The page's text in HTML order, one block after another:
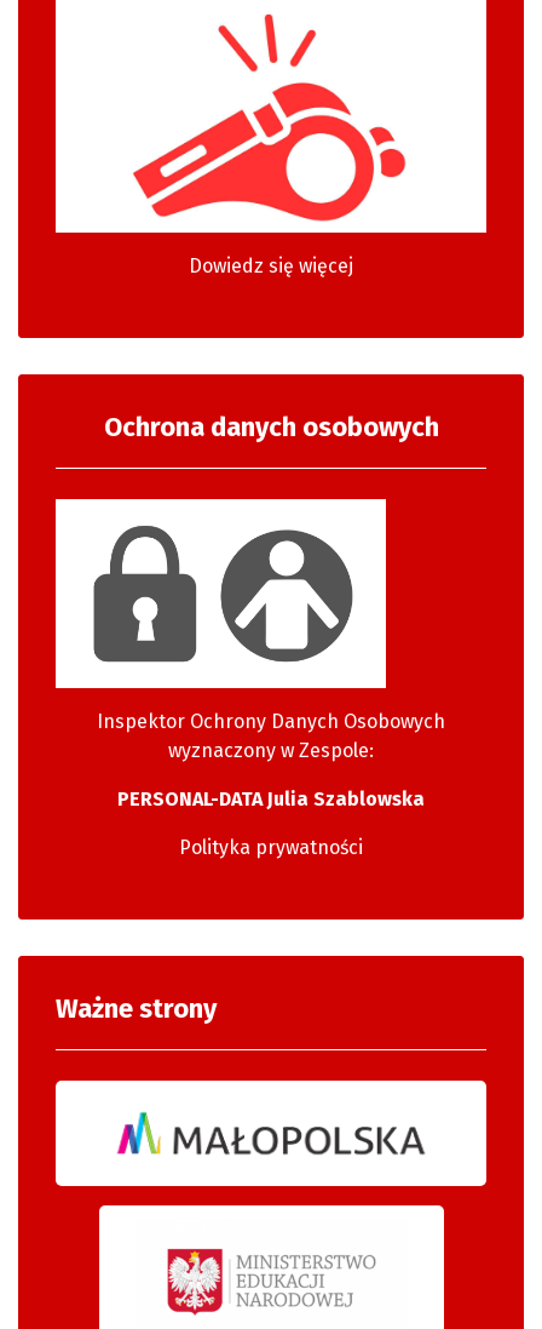
Dowiedz się więcej
Ochrona danych osobowych
Inspektor Ochrony Danych Osobowych
wyznaczony w Zespole:
PERSONAL-DATA Julia Szablowska
Polityka prywatności
Ważne strony